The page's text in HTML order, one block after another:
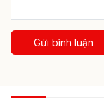
Gửi bình luận